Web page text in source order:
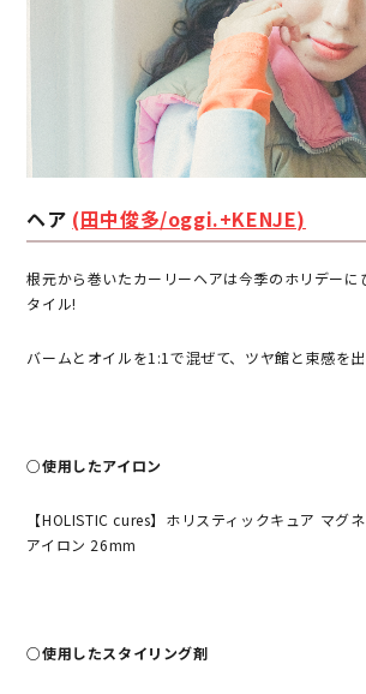
ヘア (田中俊多/oggi.+KENJE)
根元から巻いたカーリーヘアは今季のホリデーに
タイル!
バームとオイルを1:1で混ぜて、ツヤ館と束感を出
○使用したアイロン
【HOLISTIC cures】ホリスティックキュア マグ
アイロン 26mm
○使用したスタイリング剤